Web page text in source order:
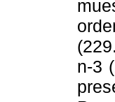
n-3